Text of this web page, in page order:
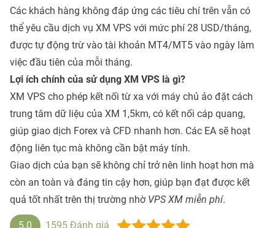
Các khách hàng không đáp ứng các tiêu chí trên vẫn có
thể yêu cầu dịch vụ XM VPS với mức phí 28 USD/tháng,
được tự động trừ vào tài khoản MT4/MT5 vào ngày làm
việc đầu tiên của mỗi tháng.
Lợi ích chính của sử dụng XM VPS là gì?
XM VPS cho phép kết nối từ xa với máy chủ ảo đặt cách
trung tâm dữ liệu của XM 1,5km, có kết nối cáp quang,
giúp giao dịch Forex và CFD nhanh hơn. Các EA sẽ hoạt
động liên tục mà không cần bật máy tính.
Giao dịch của bạn sẽ không chỉ trở nên linh hoạt hơn mà
còn an toàn và đáng tin cậy hơn, giúp bạn đạt được kết
quả tốt nhất trên thị trường nhờ VPS XM miễn phí.
5.0 1595 Đánh giá